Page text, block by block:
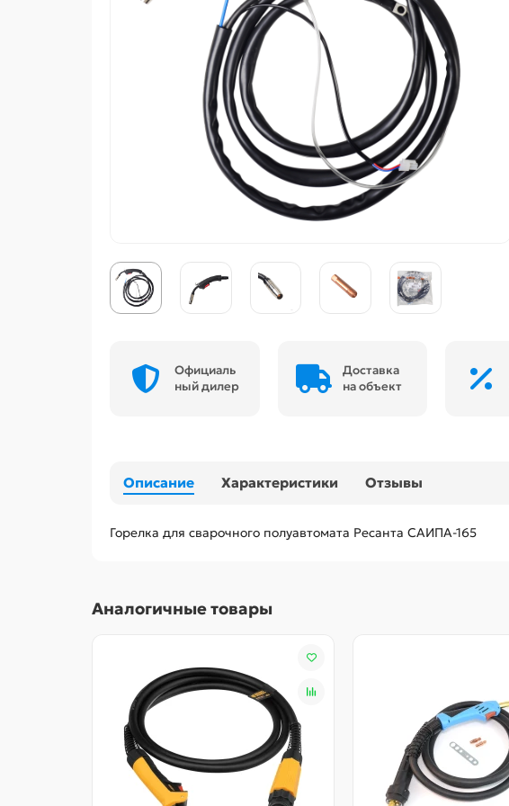
Официаль
ный дилер
Доставка
на объект
Описание Характеристики Отзывы
Горелка для сварочного полуавтомата Ресанта САИПА-165
Аналогичные товары